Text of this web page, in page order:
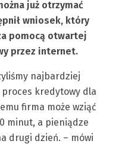
już otrzymać
wniosek, który
pomocą otwartej
przez internet.
najbardziej
kredytowy dla
firma może wziąć
minut, a pieniądze
drugi dzień. – mówi